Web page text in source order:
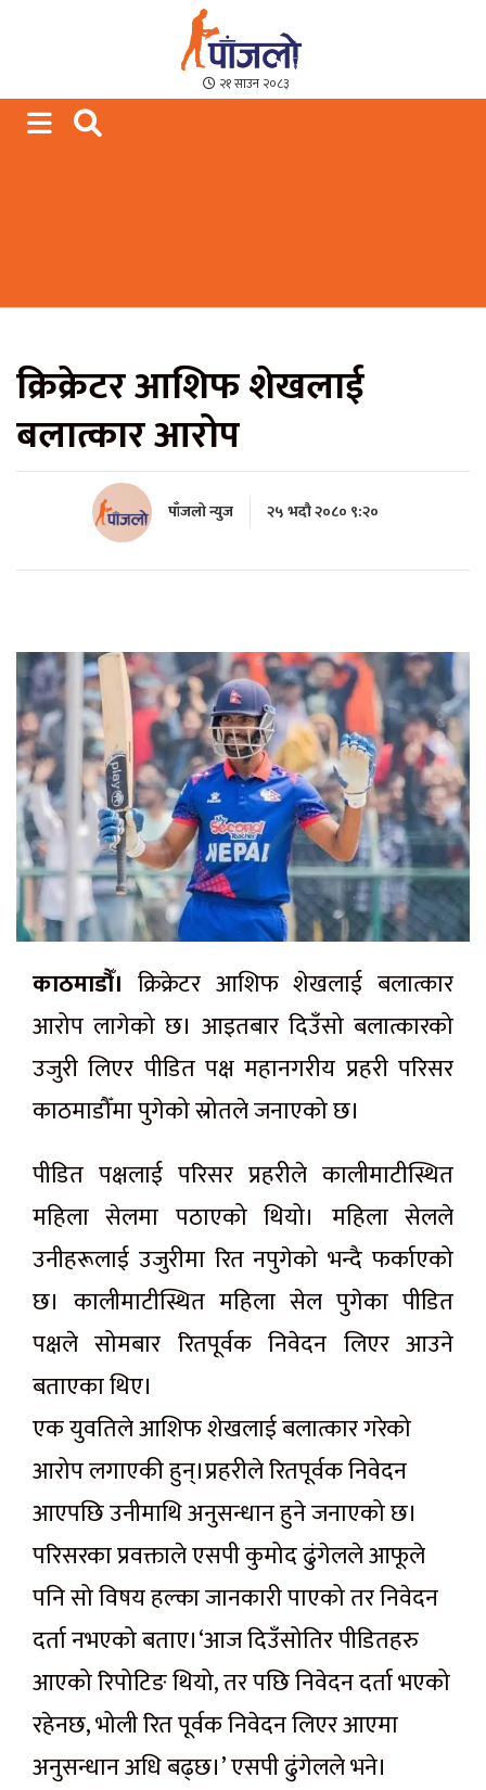
Paajalo News
We are from Far West Nepal
२१ साउन २०८३
क्रिक्रेटर आशिफ शेखलाई
बलात्कार आरोप
पाँजलो न्युज २५ भदौ २०८० ९:२०
काठमाडौँ। क्रिक्रेटर आशिफ शेखलाई बलात्कार
आरोप लागेको छ। आइतबार दिउँसो बलात्कारको
उजुरी लिएर पीडित पक्ष महानगरीय प्रहरी परिसर
काठमाडौँमा पुगेको स्रोतले जनाएको छ।
पीडित पक्षलाई परिसर प्रहरीले कालीमाटीस्थित
महिला सेलमा पठाएको थियो। महिला सेलले
उनीहरूलाई उजुरीमा रित नपुगेको भन्दै फर्काएको
छ। कालीमाटीस्थित महिला सेल पुगेका पीडित
पक्षले सोमबार रितपूर्वक निवेदन लिएर आउने
बताएका थिए।
एक युवतिले आशिफ शेखलाई बलात्कार गरेको
आरोप लगाएकी हुन्।प्रहरीले रितपूर्वक निवेदन
आएपछि उनीमाथि अनुसन्धान हुने जनाएको छ।
परिसरका प्रवक्ताले एसपी कुमोद ढुंगेलले आफूले
पनि सो विषय हल्का जानकारी पाएको तर निवेदन
दर्ता नभएको बताए।‘आज दिउँसोतिर पीडितहरु
आएको रिपोटिङ थियो, तर पछि निवेदन दर्ता भएको
रहेनछ, भोली रित पूर्वक निवेदन लिएर आएमा
अनुसन्धान अधि बढ्छ।’ एसपी ढुंगेलले भने।